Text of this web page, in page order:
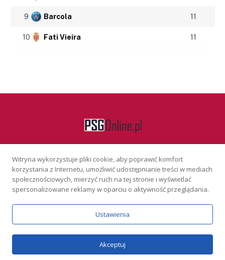
9 Barcola 11
10 Fati Vieira 11
Facebook
KONTAKT REKLAMA POLITYKA PRYWATNOŚCI
Serwis wyłącznie dla osób powyżej 18 lat. Hazard może uzależniać.
Graj odpowiedzialnie.Szczegóły
Copyright © 2026 PSGonline.pl
Witryna wykorzystuje pliki cookie, aby poprawić komfort
korzystania z Internetu, umożliwić udostępnianie treści w mediach
społecznościowych, mierzyć ruch na tej stronie i wyświetlać
spersonalizowane reklamy w oparciu o aktywność przeglądania.
Ustawienia
Akceptuj